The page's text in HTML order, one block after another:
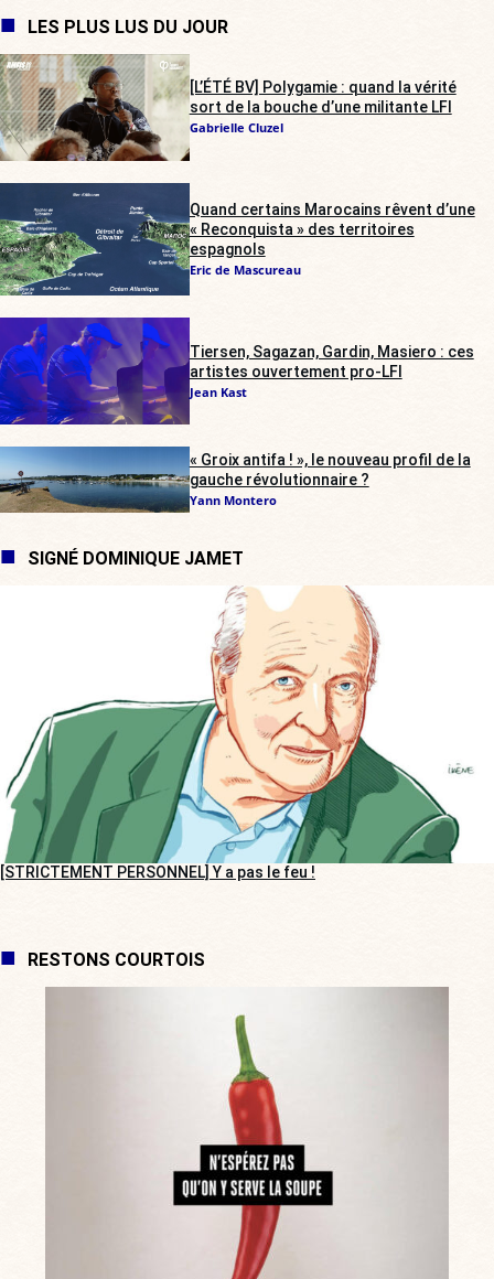
LES PLUS LUS DU JOUR
[L’ÉTÉ BV] Polygamie : quand la vérité
sort de la bouche d’une militante LFI
Gabrielle Cluzel
Quand certains Marocains rêvent d’une
« Reconquista » des territoires
espagnols
Eric de Mascureau
Tiersen, Sagazan, Gardin, Masiero : ces
artistes ouvertement pro-LFI
Jean Kast
« Groix antifa ! », le nouveau profil de la
gauche révolutionnaire ?
Yann Montero
SIGNÉ DOMINIQUE JAMET
[STRICTEMENT PERSONNEL] Y a pas le feu !
RESTONS COURTOIS